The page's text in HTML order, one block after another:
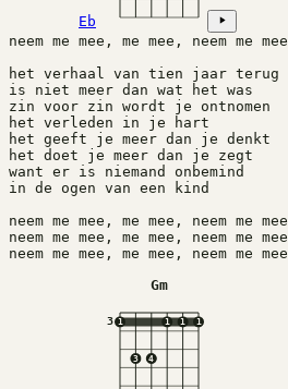
Eb
neem me mee, me mee, neem me mee
het verhaal van tien jaar terug
is niet meer dan wat het was
zin voor zin wordt je ontnomen
het verleden in je hart
het geeft je meer dan je denkt
het doet je meer dan je zegt
want er is niemand onbemind
in de ogen van een kind
neem me mee, me mee, neem me mee
neem me mee, me mee, neem me mee
neem me mee, me mee, neem me mee
Gm
3 1
3 4
1 1 1